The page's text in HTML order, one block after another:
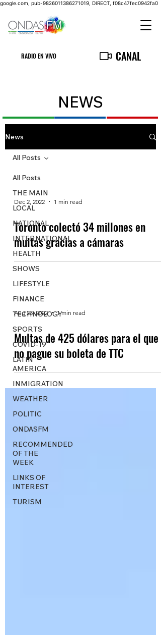
google.com, pub-9826011386271019, DIRECT, f08c47fec0942fa0
RADIO EN VIVO CANAL
NEWS
News
All Posts
THE MAIN
LOCAL
NATIONAL
INTERNATIONAL
HEALTH
SHOWS
LIFESTYLE
FINANCE
TECHNOLOGY
SPORTS
COVID-19
LATIN
AMERICA
INMIGRATION
WEATHER
POLITIC
ONDASFM
RECOMMENDED
OF THE
WEEK
LINKS OF
INTEREST
TURISM
All Posts
Dec 2, 2022 1 min read
Toronto colectó 34 millones en
multas gracias a cámaras
Aug 23, 2022 1 min read
Multas de 425 dólares para el que
no pague su boleta de TTC